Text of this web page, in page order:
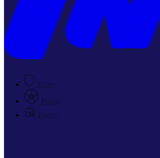
Times
Placar
Rádio